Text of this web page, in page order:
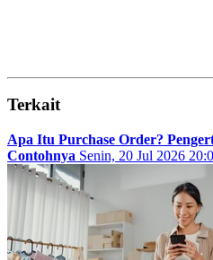
Terkait
Apa Itu Purchase Order?
Contohnya Senin, 20 Jul 2026